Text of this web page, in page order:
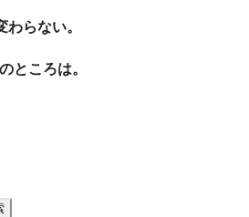
らない。
ところは。